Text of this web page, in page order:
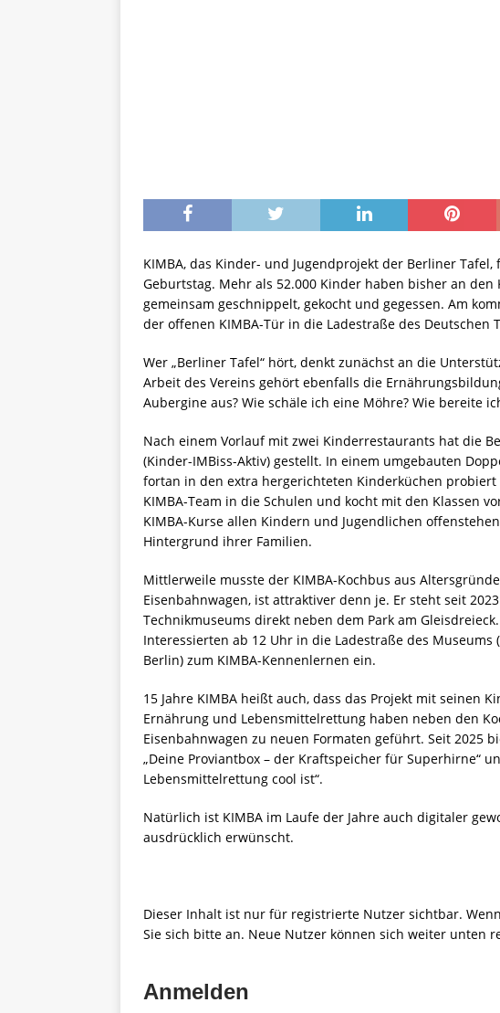
KIMBA, das Kinder- und Jugendprojekt der Berliner
Geburtstag. Mehr als 52.000 Kinder haben bisher an den
gemeinsam geschnippelt, gekocht und gegessen. Am
der offenen KIMBA-Tür in die Ladestraße des Deutschen
Wer „Berliner Tafel“ hört, denkt zunächst an die
Arbeit des Vereins gehört ebenfalls die
Aubergine aus? Wie schäle ich eine Möhre? Wie bereite
Nach einem Vorlauf mit zwei Kinderrestaurants hat die
(Kinder-IMBiss-Aktiv) gestellt. In einem umgebauten
fortan in den extra hergerichteten Kinderküchen
KIMBA-Team in die Schulen und kocht mit den Klassen
KIMBA-Kurse allen Kindern und Jugendlichen
Hintergrund ihrer Familien.
Mittlerweile musste der KIMBA-Kochbus aus
Eisenbahnwagen, ist attraktiver denn je. Er steht seit
Technikmuseums direkt neben dem Park am
Interessierten ab 12 Uhr in die Ladestraße des Museums
Berlin) zum KIMBA-Kennenlernen ein.
15 Jahre KIMBA heißt auch, dass das Projekt mit seinen
Ernährung und Lebensmittelrettung haben neben den
Eisenbahnwagen zu neuen Formaten geführt. Seit 2025
„Deine Proviantbox – der Kraftspeicher für Superhirne“
Lebensmittelrettung cool ist“.
Natürlich ist KIMBA im Laufe der Jahre auch digitaler
ausdrücklich erwünscht.
Dieser Inhalt ist nur für registrierte Nutzer sichtbar.
Sie sich bitte an. Neue Nutzer können sich weiter unten
Anmelden